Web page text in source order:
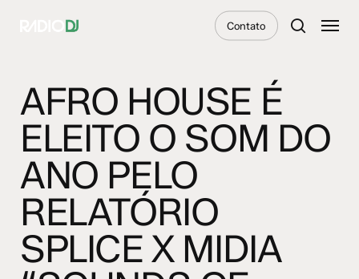
Contato
search
Menu
AFRO HOUSE É
ELEITO O SOM DO
ANO PELO
RELATÓRIO
SPLICE X MIDIA